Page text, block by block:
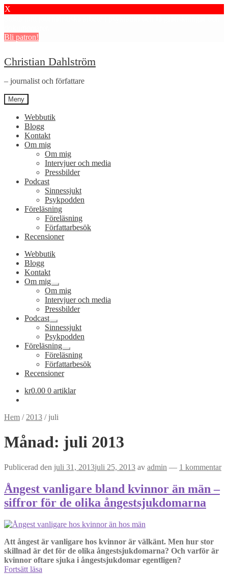
X
Bli patron!
Hoppa
till
navigering
Hoppa
till
innehåll
Christian Dahlström
– journalist och författare
Meny
Webbutik
Blogg
Kontakt
Om mig
Om mig
Intervjuer och media
Pressbilder
Podcast
Sinnessjukt
Psykpodden
Föreläsning
Föreläsning
Författarbesök
Recensioner
Webbutik
Blogg
Kontakt
Om mig
Expandera
undermeny
Om mig
Intervjuer och media
Pressbilder
Podcast
Expandera
undermeny
Sinnessjukt
Psykpodden
Föreläsning
Expandera
undermeny
Föreläsning
Författarbesök
Recensioner
kr0.00 0 artiklar
Hem / 2013 / juli
Månad: juli 2013
Publicerad den juli 31, 2013juli 25, 2013 av admin — 1 kommentar
Ångest vanligare bland kvinnor än män –
siffror för de olika ångestsjukdomarna
Att ångest är vanligare hos kvinnor är välkänt. Men hur stor
skillnad är det för de olika ångestsjukdomarna? Och varför är
kvinnor oftare sjuka i ångestsjukdomar egentligen?
Fortsätt läsa